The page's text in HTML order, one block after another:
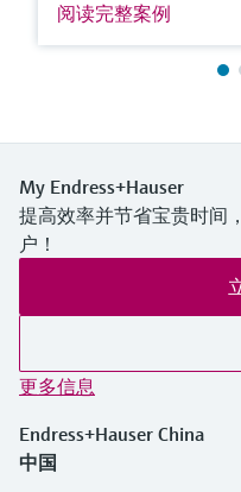
阅读完整案例
My Endress+Hauser
提高效率并节省宝贵时间
户！
更多信息
Endress+Hauser China
中国